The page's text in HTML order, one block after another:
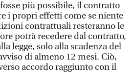
più possibile, il contratto
i propri effetti come se niente
contrattuali resteranno le
potrà recedere dal contratto,
legge, solo alla scadenza del
di almeno 12 mesi. Ciò,
accordo raggiunto con il